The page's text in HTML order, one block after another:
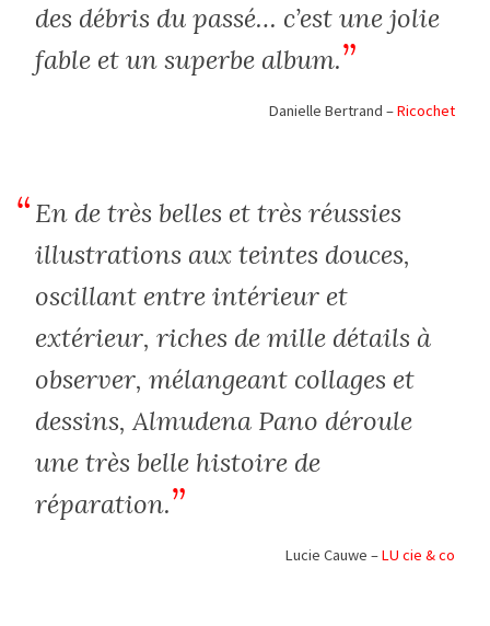
des débris du passé… c’est une jolie
fable et un superbe album.
Danielle Bertrand –Ricochet
En de très belles et très réussies
illustrations aux teintes douces,
oscillant entre intérieur et
extérieur, riches de mille détails à
observer, mélangeant collages et
dessins, Almudena Pano déroule
une très belle histoire de
réparation.
Lucie Cauwe –LU cie & co